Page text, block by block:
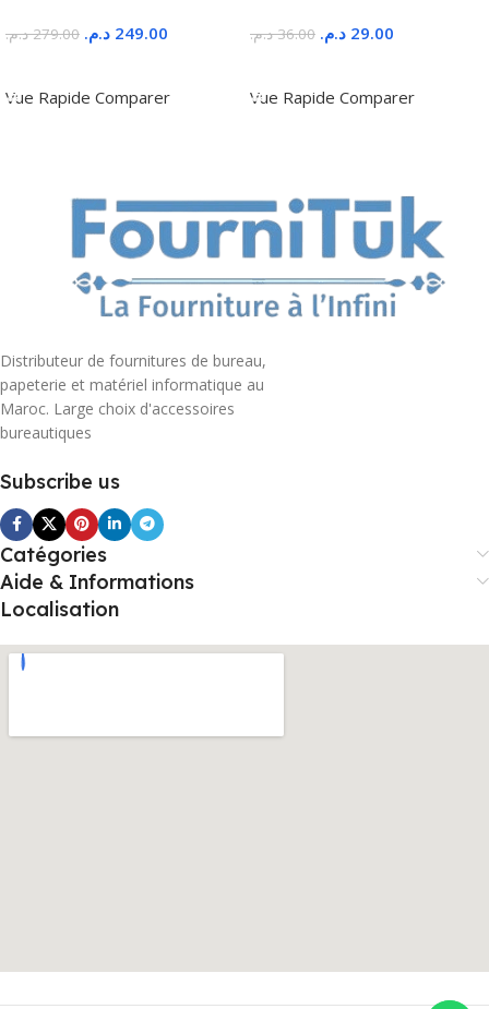
279.00 د.م. 249.00 د.م.
Vue Rapide Comparer
36.00 د.م. 29.00 د.م.
Vue Rapide Comparer
Distributeur de fournitures de bureau,
papeterie et matériel informatique au
Maroc. Large choix d'accessoires
bureautiques
Subscribe us
Catégories
Aide & Informations
Localisation